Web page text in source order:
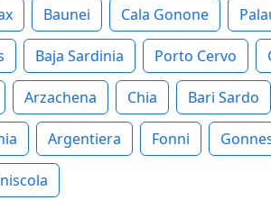
Baunei Cala Gonone
Baja Sardinia Porto Cervo
Arzachena Chia Bari Sardo
Argentiera Fonni